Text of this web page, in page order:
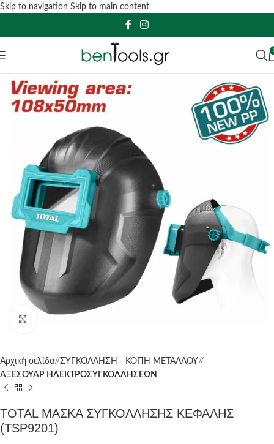
Skip to navigation Skip to main content
Αρχική σελίδα/ ΣΥΓΚΟΛΛΗΣΗ - ΚΟΠΗ ΜΕΤΑΛΛΟΥ/
ΑΞΕΣΟΥΑΡ ΗΛΕΚΤΡΟΣΥΓΚΟΛΛΗΣΕΩΝ
TOTAL ΜΑΣΚΑ ΣΥΓΚΟΛΛΗΣΗΣ ΚΕΦΑΛΗΣ
(TSP9201)